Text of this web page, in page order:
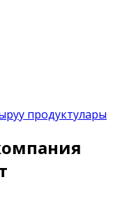
продуктулары